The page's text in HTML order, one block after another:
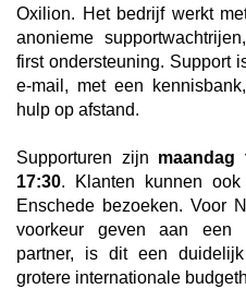
Oxilion. Het bedrijf werkt
anonieme
first ondersteuning. Support
e-mail, met een
hulp op afstand.
Supporturen zijn
17:30. Klanten kunnen
Enschede bezoeken. Voor
voorkeur geven aan een
partner, is dit een
grotere internationale